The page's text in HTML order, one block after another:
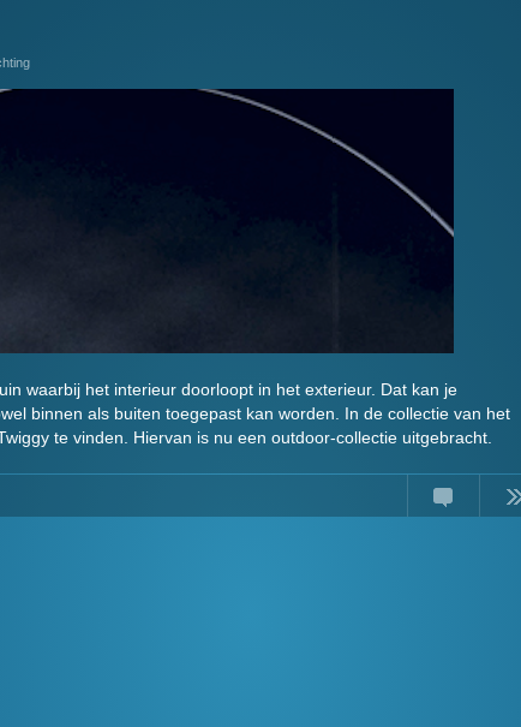
waarbij het interieur doorloopt in het exterieur. Dat kan je
binnen als buiten toegepast kan worden. In de collectie van het
te vinden. Hiervan is nu een outdoor-collectie uitgebracht.